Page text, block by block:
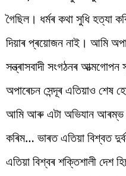
গৈছিল। ধৰ্মৰ কথা সুধি হত্যা
দিয়াৰ প্ৰয়োজন নাই। আমি
সন্ত্ৰাসবাদী সংগঠনৰ
অপাৰেচন সেন্দূৰ এতিয়াও শেষ
আমি আৰু এটা অভিযান
কৰিম… ভাৰত এতিয়া বিশ্বত
এতিয়া বিশ্বৰ শক্তিশালী দেশ